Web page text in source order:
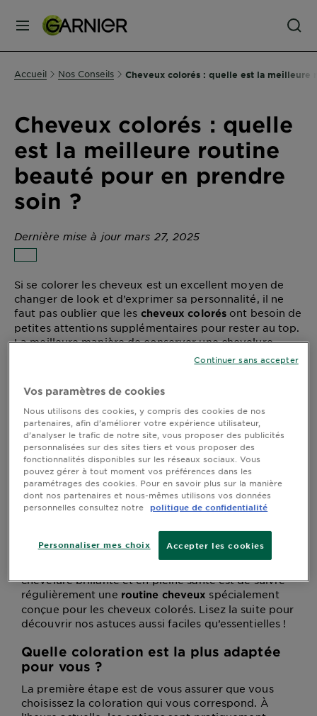
MENU
SOINS
SOINS
CHEVEUX
COLORATION
SOLAIRE
SERVICES
&
DIAGNOSTICS
Explorer
Au coeur
de
l'ingrédient
Garnier x
Gisele
Notre
Accueil Nos Conseils Cheveux colorés : quelle est la
Cheveux colorés : quelle
est la meilleure routine
beauté pour en prendre
soin ?
Dernière mise à jour mars 27, 2025
Si se colorer les cheveux est un excellent moyen de
changer de look et d’exprimer sa personnalité, il ne
faut pas oublier que les cheveux colorés ont besoin de
petites attentions supplémentaires pour rester au top.
La meilleure manière de conserver une chevelure
brillante et en pleine santé est de suivre régulièrement
cheveux colorés. Lisez la suite pour découvrir nos
astuces aussi faciles qu’essentielles !
Cheveux colorés : quelle est la
meilleure routine beauté pour en
prendre soin ?
Si se colorer les cheveux est un excellent moyen de
ont besoin
de petites attentions supplémentaires pour rester
chevelure brillante et en pleine santé est de suivre
régulièrement une routine cheveux spécialement
conçue pour les cheveux colorés. Lisez la suite pour
découvrir nos astuces aussi faciles qu’essentielles !
Quelle coloration est la plus adaptée
pour vous ?
La première étape est de vous assurer que vous
choisissez la coloration qui vous correspond. À
Vos paramètres de cookies
Nous utilisons des cookies, y compris des cookies de nos
partenaires, afin d’améliorer votre expérience utilisateur,
d’analyser le trafic de notre site, vous proposer des publicités
personnalisées sur des sites tiers et vous proposer des
fonctionnalités disponibles sur les réseaux sociaux. Vous
pouvez gérer à tout moment vos préférences dans les
paramétrages des cookies. Pour en savoir plus sur la manière
dont nos partenaires et nous-mêmes utilisons vos données
personnelles consultez notre
politique de confidentialité
Accepter les cookies
Personnaliser mes choix
Continuer sans accepter